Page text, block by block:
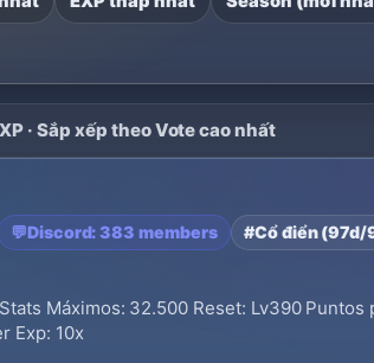
· Sắp xếp theo Vote cao nhất
💬Discord: 383 members #Cổ điển (97d/
Máximos: 32.500 Reset: Lv390
Exp: 10x